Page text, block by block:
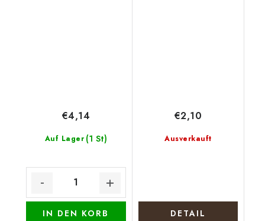
Auf Lager (1 St)
€4,14
IN DEN KORB
Ausverkauft
€2,10
DETAIL